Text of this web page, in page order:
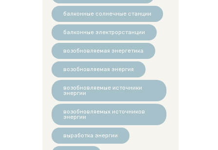
балконные солнечные станции
балконные электрорстанции
возобновляемая энергетика
возобновляемая энергия
возобновляемые источники
энергии
возобновляемых источников
энергии
выработка энергии